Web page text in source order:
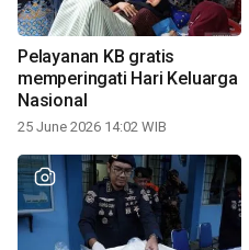
Pelayanan KB gratis
memperingati Hari Keluarga
Nasional
25 June 2026 14:02 WIB